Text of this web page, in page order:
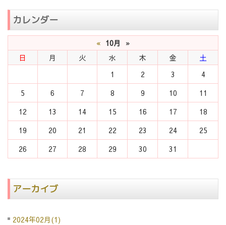
カレンダー
« 10月
»
日
月 火 水 木 金
土
1
2 3
4
5
6 7 8 9 10
11
12
13 14 15 16 17
18
19
20 21 22 23 24
25
26
27 28 29 30 31
アーカイブ
2024年02月(1)